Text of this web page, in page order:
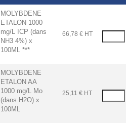
MOLYBDENE
ETALON 1000
mg/L ICP (dans
NH3 4%) x
100ML ***
66,78 € HT
MOLYBDENE
ETALON AA
1000 mg/L Mo
(dans H2O) x
100ML
25,11 € HT